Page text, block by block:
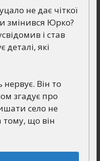
не дає чіткої
змінився Юрко?
і став
деталі, які
нервує. Він то
згадує про
село не
тому, що він